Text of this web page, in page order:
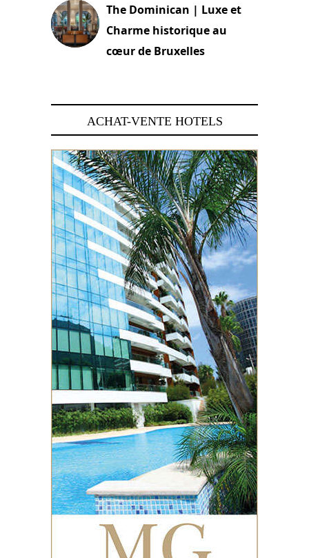
The Dominican | Luxe et
Charme historique au
cœur de Bruxelles
ACHAT-VENTE HOTELS